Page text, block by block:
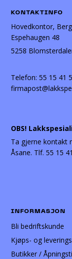
KONTAKTINFO
Hovedkontor,
Espehaugen 48
5258
Telefon:55 15 41
OBS!
Ta gjerne kontakt
Åsane. Tlf. 55 15
INFORMASJON
Bli bedriftskunde
Kjøps- og
Butikker /